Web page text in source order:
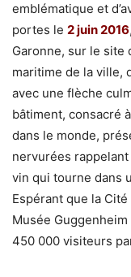
emblématique et
portes le 2 juin 2016
Garonne, sur le site
maritime de la ville,
avec une flèche
bâtiment, consacré
dans le monde,
nervurées
vin qui tourne dans
Espérant que la
Musée
450 000 visiteurs